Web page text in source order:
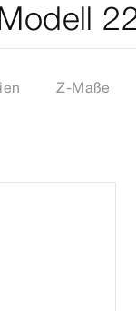
Z-Maße